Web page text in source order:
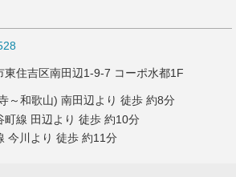
東住吉区南田辺1-9-7 コーポ水都1F
～和歌山) 南田辺より 徒歩 約8分
町線 田辺より 徒歩 約10分
今川より 徒歩 約11分